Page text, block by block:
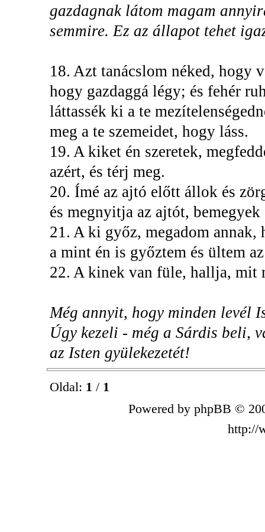
gazdagnak látom magam
semmire. Ez az állapot tehet
18. Azt tanácslom néked, hogy
hogy gazdaggá légy; és fehér
láttassék ki a te
meg a te szemeidet, hogy láss.
19. A kiket én szeretek,
azért, és térj meg.
20. Ímé az ajtó előtt állok és
és megnyitja az ajtót,
21. A ki győz, megadom
a mint én is győztem és ültem
22. A kinek van füle, hallja, mit
Még annyit, hogy minden levél
Úgy kezeli - még a Sárdis beli,
az Isten gyülekezetét!
Oldal: 1 / 1
Powered by phpBB ©
http://